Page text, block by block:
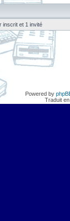
inscrit et 1 invité
Powered by
Traduit